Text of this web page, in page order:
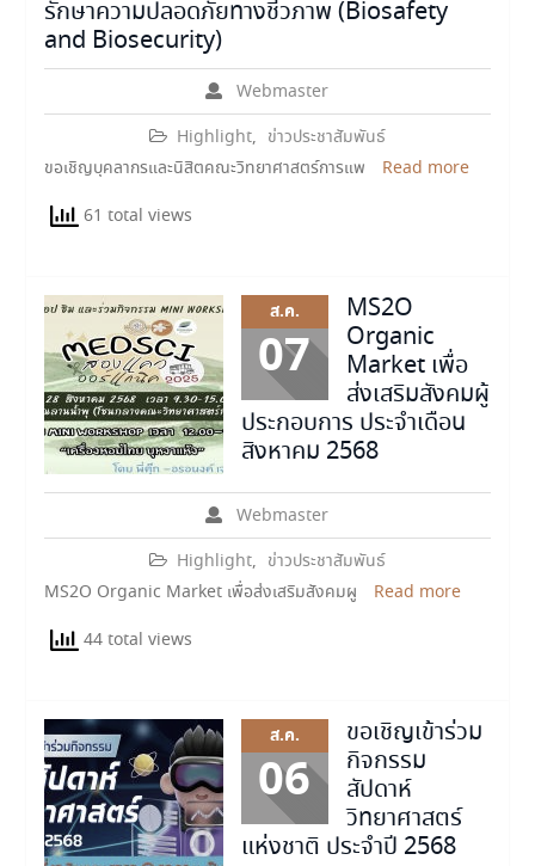
รักษาความปลอดภัยทางชีวภาพ (Biosafety
and Biosecurity)
Webmaster
Highlight, ข่าวประชาสัมพันธ์
ขอเชิญบุคลากรและนิสิตคณะวิทยาศาสตร์การแพ
Read more
61 total views
ส.ค.
07
MS2O
Organic
Market เพื่อ
ส่งเสริมสังคมผู้
ประกอบการ ประจำเดือน
สิงหาคม 2568
Webmaster
Highlight, ข่าวประชาสัมพันธ์
MS2O Organic Market เพื่อส่งเสริมสังคมผู
Read more
44 total views
ส.ค.
06
ขอเชิญเข้าร่วม
กิจกรรม
สัปดาห์
วิทยาศาสตร์
แห่งชาติ ประจำปี 2568